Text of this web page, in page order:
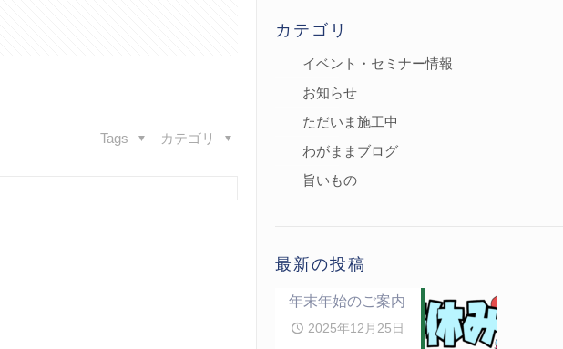
カテゴリ
Tags
カテゴリ
イベント・セミナー情報
お知らせ
ただいま施工中
わがままブログ
旨いもの
最新の投稿
年末年始のご案内
2025年12月25日